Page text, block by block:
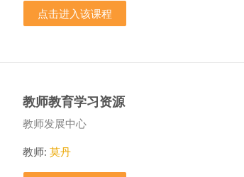
点击进入该课程
教师教育学习资源
课程类别
教师发展中心
教师:莫丹